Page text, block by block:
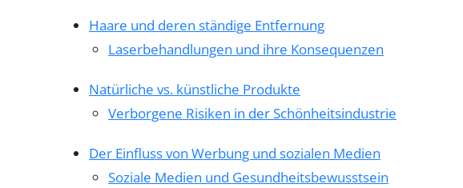
Haare und deren ständige Entfernung
Laserbehandlungen und ihre Konsequenzen
Natürliche vs. künstliche Produkte
Verborgene Risiken in der Schönheitsindustrie
Der Einfluss von Werbung und sozialen Medien
Soziale Medien und Gesundheitsbewusstsein